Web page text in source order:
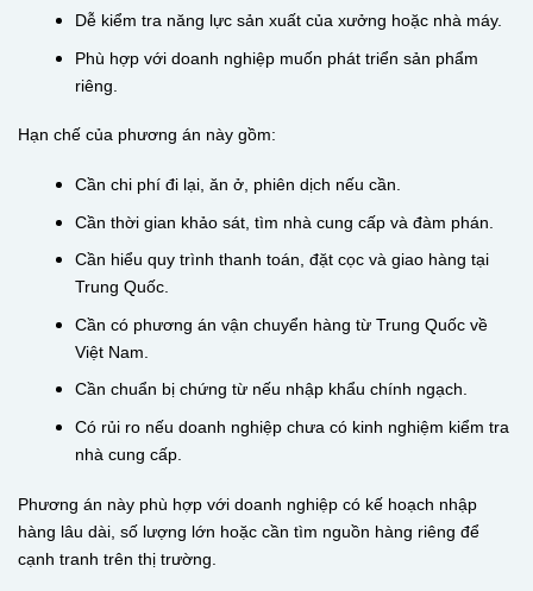
Dễ kiểm tra năng lực sản xuất của xưởng hoặc nhà máy.
Phù hợp với doanh nghiệp muốn phát triển sản phẩm
riêng.
Hạn chế của phương án này gồm:
Cần chi phí đi lại, ăn ở, phiên dịch nếu cần.
Cần thời gian khảo sát, tìm nhà cung cấp và đàm phán.
Cần hiểu quy trình thanh toán, đặt cọc và giao hàng tại
Trung Quốc.
Cần có phương án vận chuyển hàng từ Trung Quốc về
Việt Nam.
Cần chuẩn bị chứng từ nếu nhập khẩu chính ngạch.
Có rủi ro nếu doanh nghiệp chưa có kinh nghiệm kiểm tra
nhà cung cấp.
Phương án này phù hợp với doanh nghiệp có kế hoạch nhập
hàng lâu dài, số lượng lớn hoặc cần tìm nguồn hàng riêng để
cạnh tranh trên thị trường.